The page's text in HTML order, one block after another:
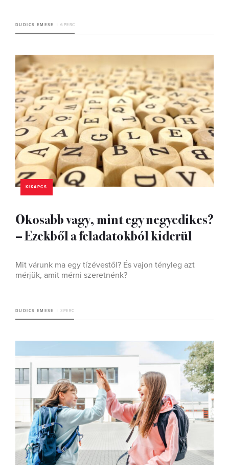
DUDICS EMESE 6 PERC
KIKAPCS
Okosabb vagy, mint egy negyedikes?
– Ezekből a feladatokból kiderül
Mit várunk ma egy tízévestől? És vajon tényleg azt
mérjük, amit mérni szeretnénk?
DUDICS EMESE 3 PERC